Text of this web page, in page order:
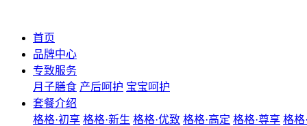
首页
品牌中心
专致服务
月子膳食 产后呵护 宝宝呵护
套餐介绍
格格·初享 格格·新生 格格·优致 格格·高定 格格·尊享 格格